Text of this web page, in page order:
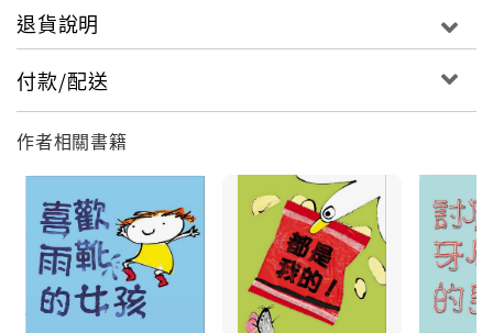
生活系教育繪本：《喜歡雨靴的女孩》《都是我
的!》《討厭牙刷的男孩》
退貨說明
付款/配送
作者相關書籍